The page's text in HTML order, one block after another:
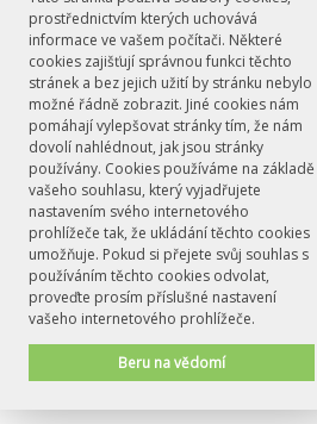
prostřednictvím kterých uchovává
informace ve vašem počítači. Některé
cookies zajišťují správnou funkci těchto
stránek a bez jejich užití by stránku nebylo
možné řádně zobrazit. Jiné cookies nám
pomáhají vylepšovat stránky tím, že nám
dovolí nahlédnout, jak jsou stránky
používány. Cookies používáme na základě
vašeho souhlasu, který vyjadřujete
nastavením svého internetového
prohlížeče tak, že ukládání těchto cookies
umožňuje. Pokud si přejete svůj souhlas s
používáním těchto cookies odvolat,
proveďte prosím příslušné nastavení
vašeho internetového prohlížeče.
Beru na vědomí
© FF UK 2026
Bewerbung
Kontakt
Studium